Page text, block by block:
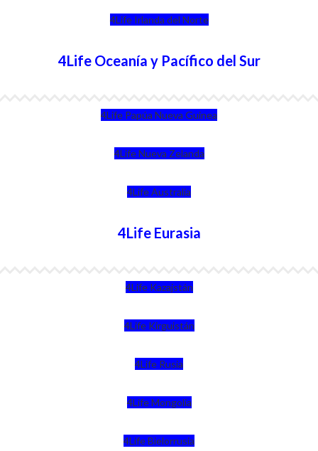
4Life Irlanda del Norte
4Life Oceanía y Pacífico del Sur
4Life Papúa Nueva Guinea
4Life Nueva Zelanda
4Life Australia
4Life Eurasia
4Life Kazajstán
4Life Kirguistán
4Life Rusia
4Life Mongolia
4Life Bielorrusia